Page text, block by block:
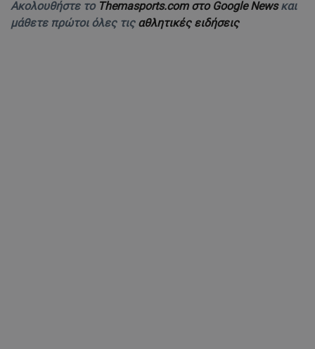
Ακολουθήστε το Themasports.com στο Google Newsκαι
μάθετε πρώτοι όλες τις αθλητικές ειδήσεις